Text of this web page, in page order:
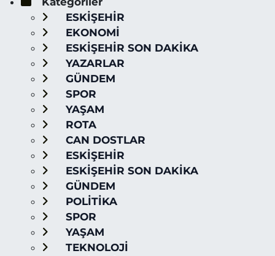
ESKİŞEHİR
EKONOMİ
ESKİŞEHİR SON DAKİKA
YAZARLAR
GÜNDEM
SPOR
YAŞAM
ROTA
CAN DOSTLAR
ESKİŞEHİR
ESKİŞEHİR SON DAKİKA
GÜNDEM
POLİTİKA
SPOR
YAŞAM
TEKNOLOJİ